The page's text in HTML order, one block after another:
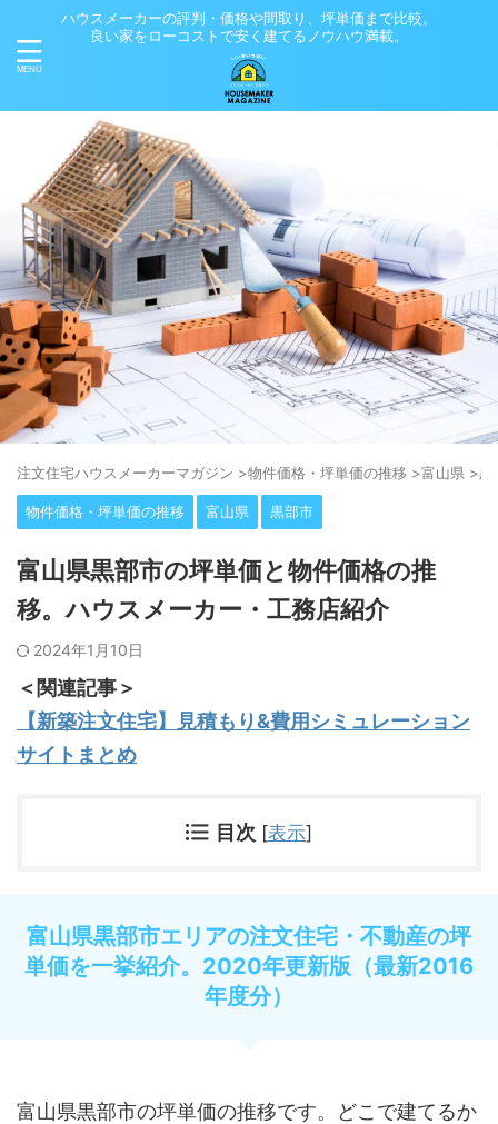
ハウスメーカーの評判・価格や間取り、坪単価まで比較。
良い家をローコストで安く建てるノウハウ満載。
注⽂住宅ハウスメーカーマガジン >物件価格・坪単価の推移 >富山県 >黒
物件価格・坪単価の推移 富山県 黒部市
富山県黒部市の坪単価と物件価格の推
移。ハウスメーカー・工務店紹介
2024年1月10日
＜関連記事＞
【新築注文住宅】見積もり&費用シミュレーション
サイトまとめ
目次 [表示]
富山県黒部市エリアの注文住宅・不動産の坪
単価を一挙紹介。2020年更新版（最新2016
年度分）
富山県黒部市の坪単価の推移です。どこで建てるか